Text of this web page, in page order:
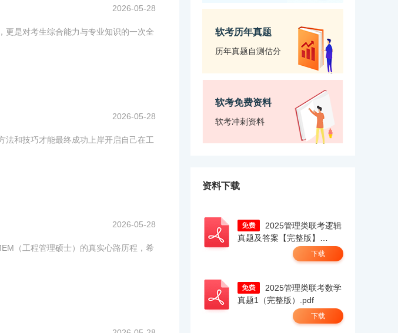
2026-05-28
更是对考生综合能力与专业知识的一次全
2026-05-28
法和技巧才能最终成功上岸开启自己在工
2026-05-28
（工程管理硕士）的真实心路历程，希
软考历年真题
历年真题自测估分
软考免费资料
软考冲刺资料
资料下载
真题及答案【完整版】
下载
真题1（完整版）.pdf
下载